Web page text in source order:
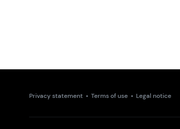
Privacy statement • Terms of use • Legal notice